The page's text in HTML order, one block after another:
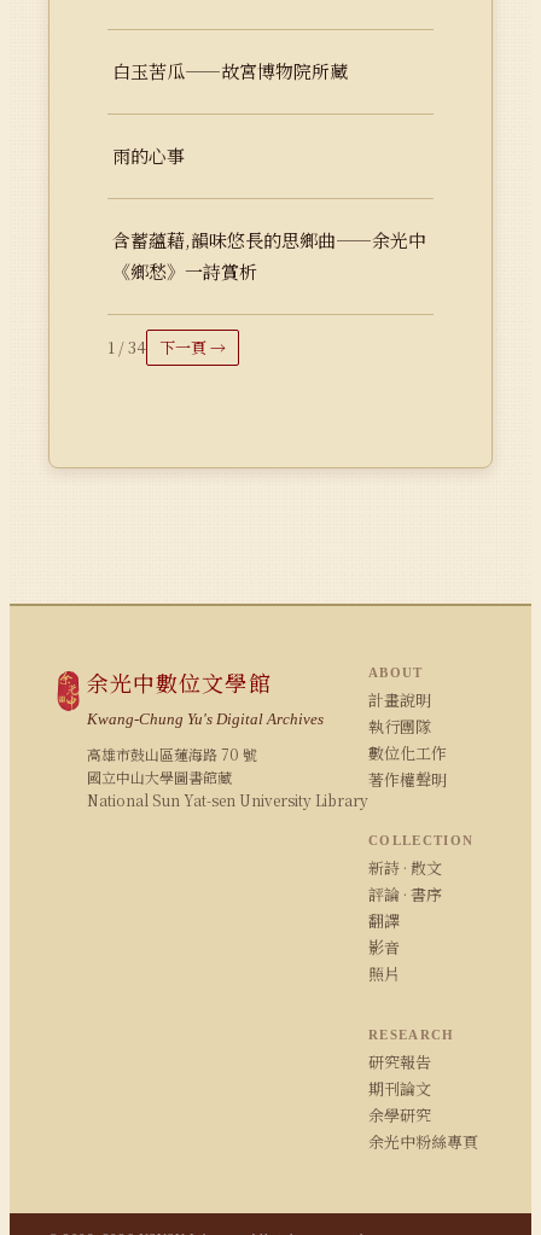
白玉苦瓜——故宮博物院所藏
雨的心事
含蓄蘊藉,韻味悠長的思鄉曲——余光中
《鄉愁》一詩賞析
1 / 34 下一頁 →
余光中數位文學館
Kwang-Chung Yu's Digital Archives
高雄市鼓山區蓮海路 70 號
國立中山大學圖書館藏
National Sun Yat-sen University Library
ABOUT
計畫說明
執行團隊
數位化工作
著作權聲明
COLLECTION
新詩 · 散文
評論 · 書序
翻譯
影音
照片
RESEARCH
研究報告
期刊論文
余學研究
余光中粉絲專頁